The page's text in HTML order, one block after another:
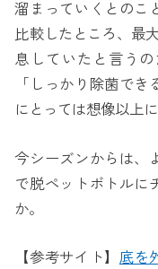
溜まっていくとのこ
比較したところ、最
息していたと言う
「しっかり除菌で
にとっては想像以上
今シーズンからは、
で脱ペットボトルに
か。
【参考サイト】 底を